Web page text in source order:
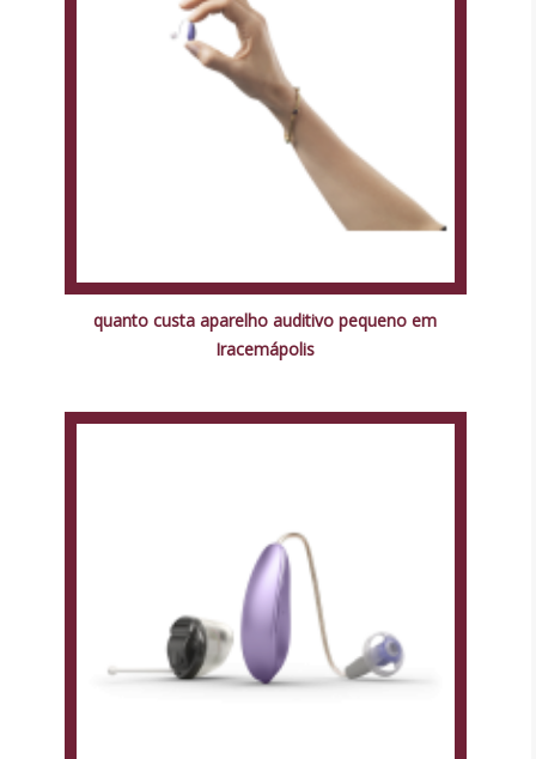
quanto custa aparelho auditivo pequeno em
Iracemápolis